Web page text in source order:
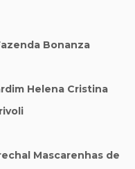
Bonanza
Helena Cristina
Mascarenhas de